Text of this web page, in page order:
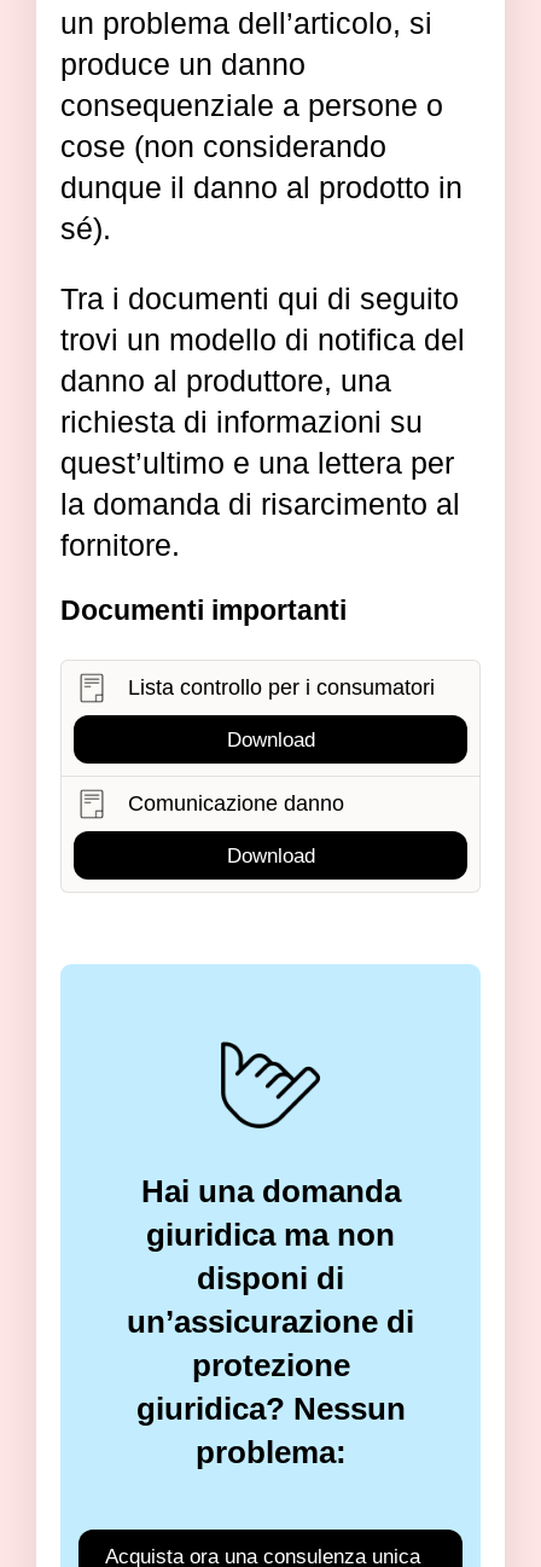
un problema dell’articolo, si
produce un danno
consequenziale a persone o
cose (non considerando
dunque il danno al prodotto in
sé).
Tra i documenti qui di seguito
trovi un modello di notifica del
danno al produttore, una
richiesta di informazioni su
quest’ultimo e una lettera per
la domanda di risarcimento al
fornitore.
Documenti importanti
Lista controllo per i consumatori
Download
Comunicazione danno
Download
Hai una domanda
giuridica ma non
disponi di
un’assicurazione di
protezione
giuridica? Nessun
problema:
Acquista ora una consulenza unica